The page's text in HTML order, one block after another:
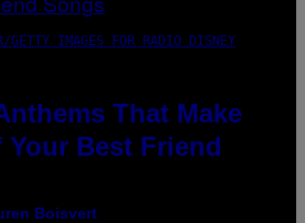
GETTY IMAGES FOR RADIO DISNEY
That Make
Best Friend
Boisvert